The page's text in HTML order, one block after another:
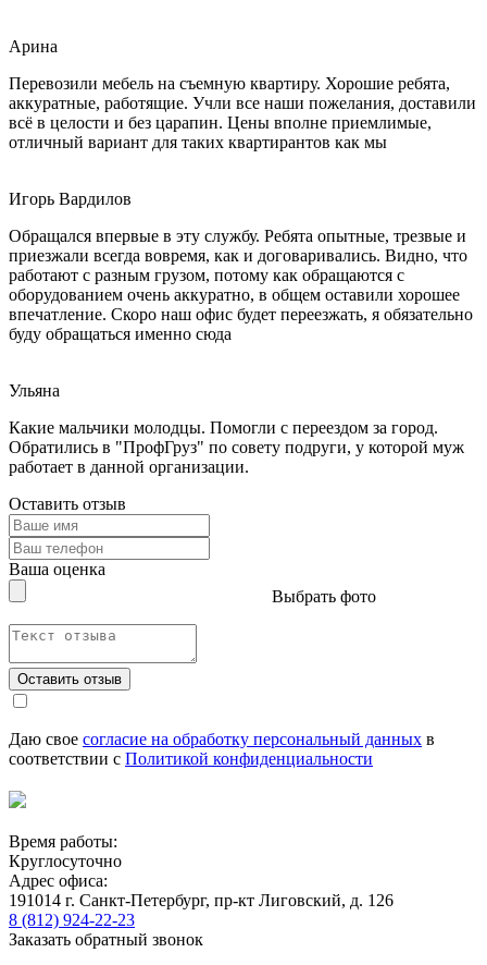
Арина
Перевозили мебель на съемную квартиру. Хорошие ребята,
аккуратные, работящие. Учли все наши пожелания, доставили
всё в целости и без царапин. Цены вполне приемлимые,
отличный вариант для таких квартирантов как мы
Игорь Вардилов
Обращался впервые в эту службу. Ребята опытные, трезвые и
приезжали всегда вовремя, как и договаривались. Видно, что
работают с разным грузом, потому как обращаются с
оборудованием очень аккуратно, в общем оставили хорошее
впечатление. Скоро наш офис будет переезжать, я обязательно
буду обращаться именно сюда
Ульяна
Какие мальчики молодцы. Помогли с переездом за город.
Обратились в "ПрофГруз" по совету подруги, у которой муж
работает в данной организации.
Оставить отзыв
Ваша оценка
Выбрать фото
Оставить отзыв
Даю свое согласие на обработку персональный данных в
соответствии с Политикой конфиденциальности
Время работы:
Круглосуточно
Адрес офиса:
191014 г. Санкт-Петербург, пр-кт Лиговский, д. 126
8 (812) 924-22-23
Заказать обратный звонок